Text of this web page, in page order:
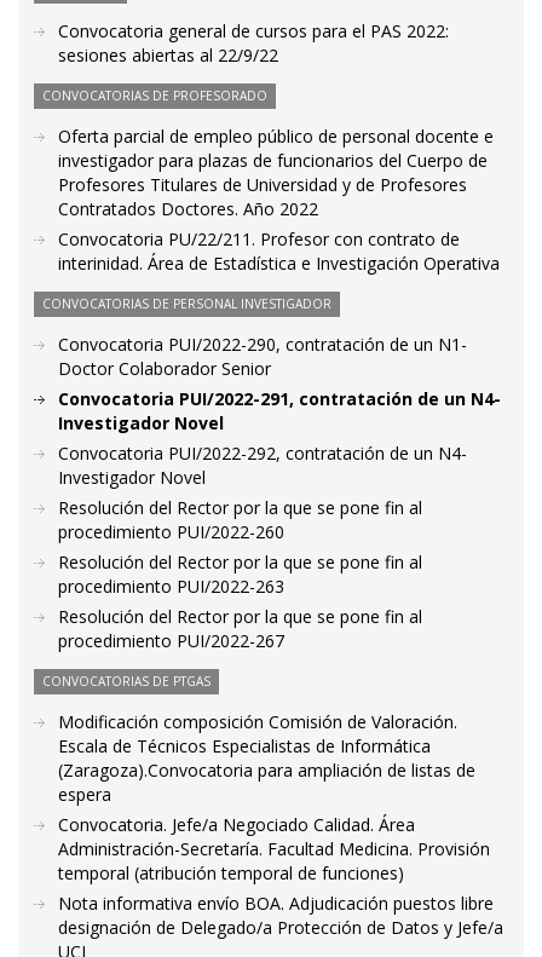
Convocatoria general de cursos para el PAS 2022:
sesiones abiertas al 22/9/22
CONVOCATORIAS DE PROFESORADO
Oferta parcial de empleo público de personal docente e
investigador para plazas de funcionarios del Cuerpo de
Profesores Titulares de Universidad y de Profesores
Contratados Doctores. Año 2022
Convocatoria PU/22/211. Profesor con contrato de
interinidad. Área de Estadística e Investigación Operativa
CONVOCATORIAS DE PERSONAL INVESTIGADOR
Convocatoria PUI/2022-290, contratación de un N1-
Doctor Colaborador Senior
Convocatoria PUI/2022-291, contratación de un N4-
Investigador Novel
Convocatoria PUI/2022-292, contratación de un N4-
Investigador Novel
Resolución del Rector por la que se pone fin al
procedimiento PUI/2022-260
Resolución del Rector por la que se pone fin al
procedimiento PUI/2022-263
Resolución del Rector por la que se pone fin al
procedimiento PUI/2022-267
CONVOCATORIAS DE PTGAS
Modificación composición Comisión de Valoración.
Escala de Técnicos Especialistas de Informática
(Zaragoza).Convocatoria para ampliación de listas de
espera
Convocatoria. Jefe/a Negociado Calidad. Área
Administración-Secretaría. Facultad Medicina. Provisión
temporal (atribución temporal de funciones)
Nota informativa envío BOA. Adjudicación puestos libre
designación de Delegado/a Protección de Datos y Jefe/a
UCI